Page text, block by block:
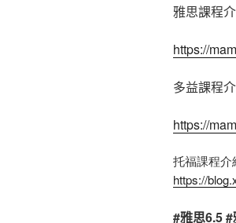
雅思課程
https://
多益課程
https://
托福課程介
https://
#雅思6.5